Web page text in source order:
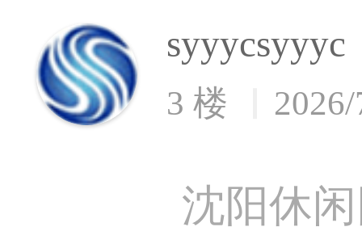
syyycsyyyc
3 楼
沈阳休